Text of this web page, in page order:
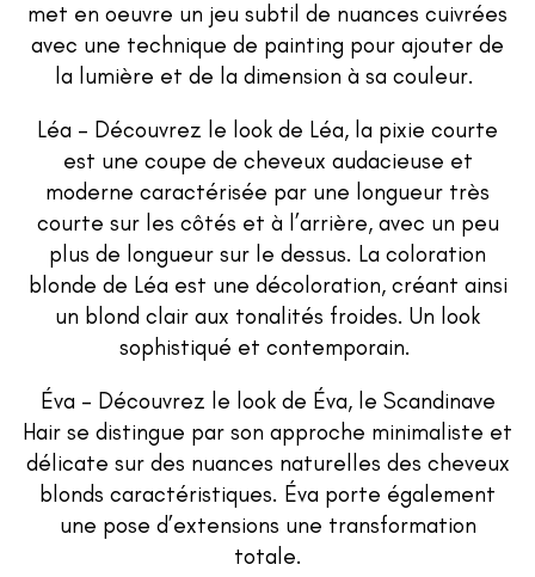
met en oeuvre un jeu subtil de nuances cuivrées
avec une technique de painting pour ajouter de
la lumière et de la dimension à sa couleur.
Léa – Découvrez le look de Léa, la pixie courte
est une coupe de cheveux audacieuse et
moderne caractérisée par une longueur très
courte sur les côtés et à l’arrière, avec un peu
plus de longueur sur le dessus. La coloration
blonde de Léa est une décoloration, créant ainsi
un blond clair aux tonalités froides. Un look
sophistiqué et contemporain.
Éva – Découvrez le look de Éva, le Scandinave
Hair se distingue par son approche minimaliste et
délicate sur des nuances naturelles des cheveux
blonds caractéristiques. Éva porte également
une pose d’extensions une transformation
totale.